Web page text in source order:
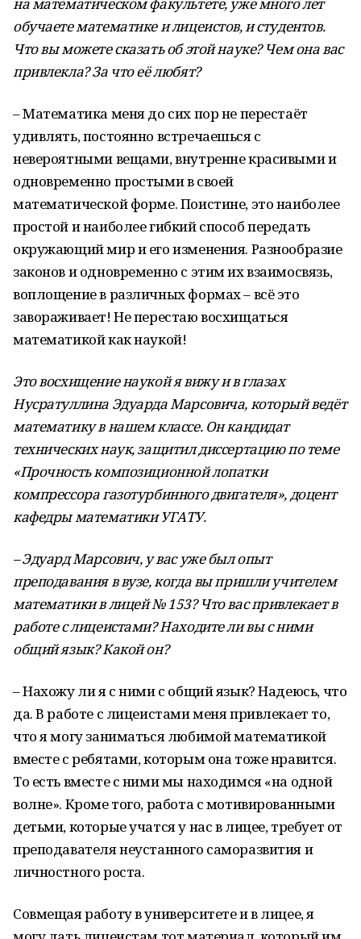
обучаете математике и лицеистов, и студентов.
Что вы можете сказать об этой науке? Чем она вас
привлекла? За что её любят?
– Математика меня до сих пор не перестаёт
удивлять, постоянно встречаешься с
невероятными вещами, внутренне красивыми и
одновременно простыми в своей
математической форме. Поистине, это наиболее
простой и наиболее гибкий способ передать
окружающий мир и его изменения. Разнообразие
законов и одновременно с этим их взаимосвязь,
воплощение в различных формах – всё это
завораживает! Не перестаю восхищаться
математикой как наукой!
Это восхищение наукой я вижу и в глазах
Нусратуллина Эдуарда Марсовича, который ведёт
математику в нашем классе. Он кандидат
технических наук, защитил диссертацию по теме
«Прочность композиционной лопатки
компрессора газотурбинного двигателя», доцент
кафедры математики УГАТУ.
– Эдуард Марсович, у вас уже был опыт
преподавания в вузе, когда вы пришли учителем
математики в лицей № 153? Что вас привлекает в
работе с лицеистами? Находите ли вы с ними
общий язык? Какой он?
– Нахожу ли я с ними с общий язык? Надеюсь, что
да. В работе с лицеистами меня привлекает то,
что я могу заниматься любимой математикой
вместе с ребятами, которым она тоже нравится.
То есть вместе с ними мы находимся «на одной
волне». Кроме того, работа с мотивированными
детьми, которые учатся у нас в лицее, требует от
преподавателя неустанного саморазвития и
личностного роста.
Совмещая работу в университете и в лицее, я